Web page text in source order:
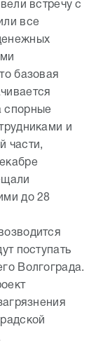
встречу с
все
базовая
спорные
и
части,
до 28
поступать
Волгограда.